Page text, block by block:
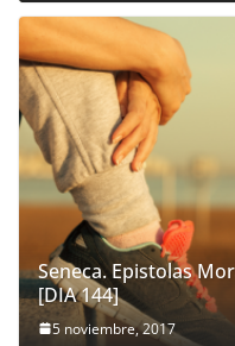
Seneca. Epistolas
[DIA 144]
5 noviembre, 2017